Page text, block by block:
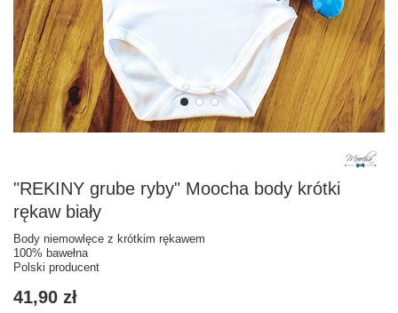
"REKINY grube ryby" Moocha body krótki
rękaw biały
Body niemowlęce z krótkim rękawem
100% bawełna
Polski producent
41,90 zł